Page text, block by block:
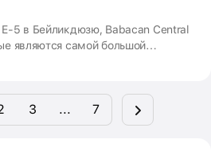
5 в Бейликдюзю, Babacan Central
являются самой большой
удобным транспортным
вдали от городского хаоса.
жизнью, проект объединяет суету
и удобством, а также
3 ... 7